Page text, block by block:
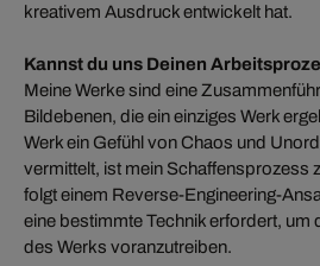
kreativem Ausdruck entwickelt hat.
Kannst du uns Deinen
Meine Werke sind eine
Bildebenen, die ein einziges Werk
Werk ein Gefühl von Chaos und
vermittelt, ist mein Schaffensprozess
folgt einem Reverse-Engineering-
eine bestimmte Technik erfordert, um
des Werks voranzutreiben.